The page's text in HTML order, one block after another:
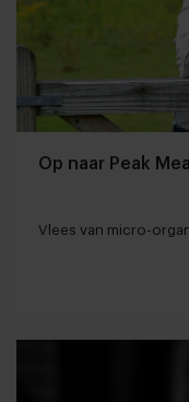
Op naar Peak
Vlees van micro-